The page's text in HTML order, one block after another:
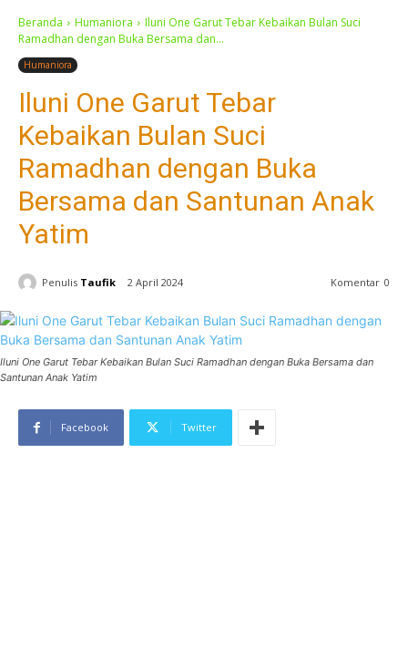
Beranda Humaniora
Iluni One Garut Tebar Kebaikan Bulan Suci
Ramadhan dengan Buka Bersama dan...
Humaniora
Iluni One Garut Tebar
Kebaikan Bulan Suci
Ramadhan dengan Buka
Bersama dan Santunan Anak
Yatim
Penulis Taufik 2 April 2024 Komentar 0
Iluni One Garut Tebar Kebaikan Bulan Suci Ramadhan dengan Buka Bersama dan
Santunan Anak Yatim
Facebook Twitter